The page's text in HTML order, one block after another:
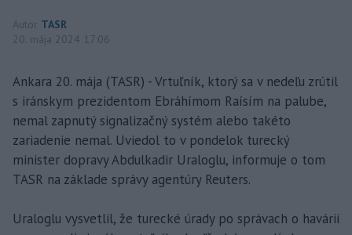
Autor TASR
20. mája 2024 17:06
Ankara 20. mája (TASR) - Vrtuľník, ktorý sa v nedeľu zrútil
s iránskym prezidentom Ebráhímom Raísím na palube,
nemal zapnutý signalizačný systém alebo takéto
zariadenie nemal. Uviedol to v pondelok turecký
minister dopravy Abdulkadir Uraloglu, informuje o tom
TASR na základe správy agentúry Reuters.
Uraloglu vysvetlil, že turecké úrady po správach o havárii